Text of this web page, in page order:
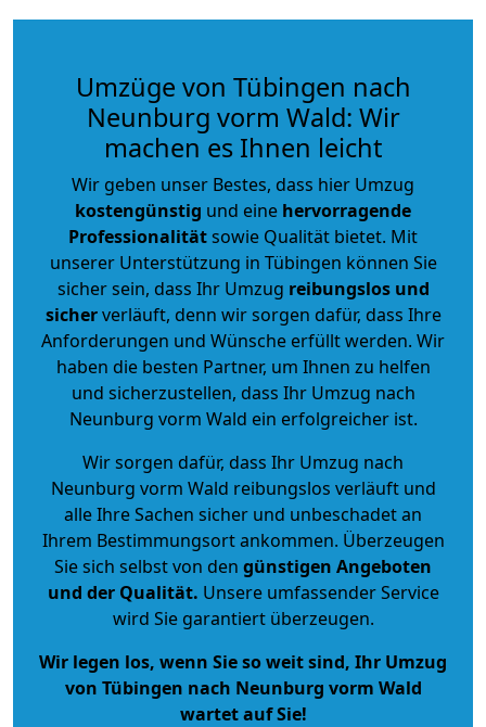
Umzüge von Tübingen nach
Neunburg vorm Wald: Wir
machen es Ihnen leicht
Wir geben unser Bestes, dass hier Umzug
kostengünstig und eine hervorragende
Professionalitätsowie Qualität bietet. Mit
unserer Unterstützung in Tübingen können Sie
sicher sein, dass Ihr Umzug reibungslos und
sicherverläuft, denn wir sorgen dafür, dass Ihre
Anforderungen und Wünsche erfüllt werden. Wir
haben die besten Partner, um Ihnen zu helfen
und sicherzustellen, dass Ihr Umzug nach
Neunburg vorm Wald ein erfolgreicher ist.
Wir sorgen dafür, dass Ihr Umzug nach
Neunburg vorm Wald reibungslos verläuft und
alle Ihre Sachen sicher und unbeschadet an
Ihrem Bestimmungsort ankommen. Überzeugen
Sie sich selbst von den günstigen Angeboten
und der Qualität. Unsere umfassender Service
wird Sie garantiert überzeugen.
Wir legen los, wenn Sie so weit sind, Ihr Umzug
von Tübingen nach Neunburg vorm Wald
wartet auf Sie!